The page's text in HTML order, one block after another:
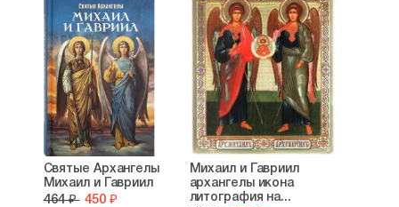
Святые Архангелы
Михаил и Гавриил
464 ₽ 450 ₽
Михаил и Гавриил
архангелы икона
литография на...